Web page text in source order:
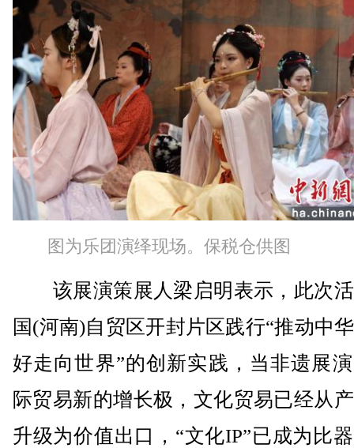
图为乐团演绎现场。保税仓供图
该展演策展人梁启明表示，此次
国(河南)自贸区开封片区践行“推动中
好走向世界”的创新实践，当非遗展
际贸易新的增长极，文化贸易已经从
升级为价值出口，“文化IP”已成为比